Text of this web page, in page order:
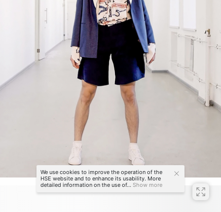
We use cookies to improve the operation of the
HSE website and to enhance its usability. More
detailed information on the use of... Show more